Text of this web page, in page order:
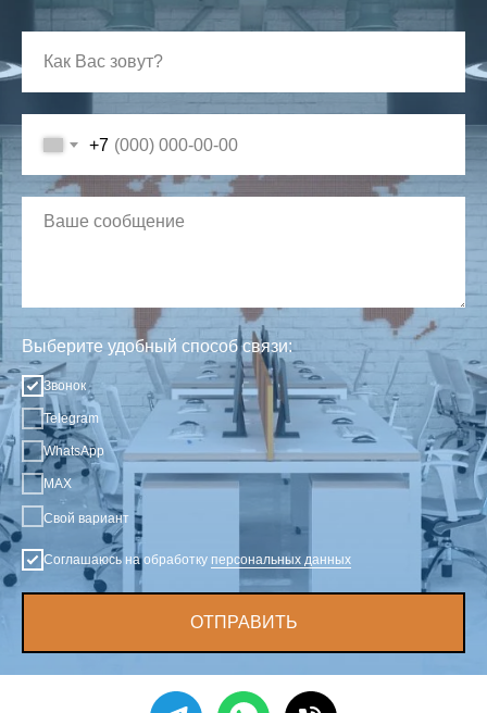
+7
Выберите удобный способ связи:
Звонок
Telegram
WhatsApp
MAX
Свой вариант
Соглашаюсь на обработку персональных данных
ОТПРАВИТЬ